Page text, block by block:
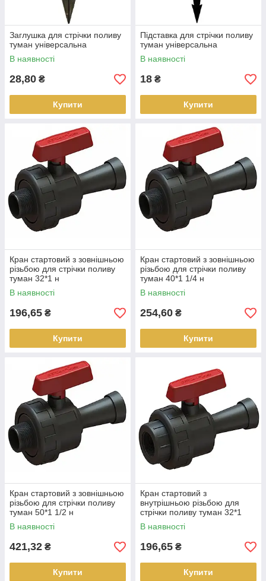
Заглушка для стрічки поливу
туман універсальна
В наявності
28,80 ₴
Купити
Підставка для стрічки поливу
туман універсальна
В наявності
18 ₴
Купити
Кран стартовий з зовнішньою
різьбою для стрічки поливу
туман 32*1 н
В наявності
196,65 ₴
Купити
Кран стартовий з зовнішньою
різьбою для стрічки поливу
туман 40*1 1/4 н
В наявності
254,60 ₴
Купити
Кран стартовий з зовнішньою
різьбою для стрічки поливу
туман 50*1 1/2 н
В наявності
421,32 ₴
Купити
Кран стартовий з
внутрішньою різьбою для
стрічки поливу туман 32*1
В наявності
196,65 ₴
Купити